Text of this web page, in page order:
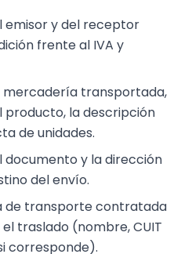
frente al IVA y
producto, la descripción
de unidades.
del envío.
traslado (nombre, CUIT
corresponde).